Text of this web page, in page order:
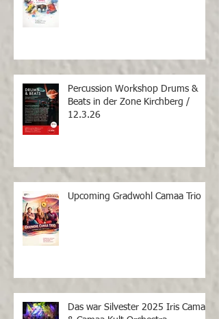
Percussion Workshop Drums &
Beats in der Zone Kirchberg /
12.3.26
Upcoming Gradwohl Camaa Trio
Das war Silvester 2025 Iris Camaa